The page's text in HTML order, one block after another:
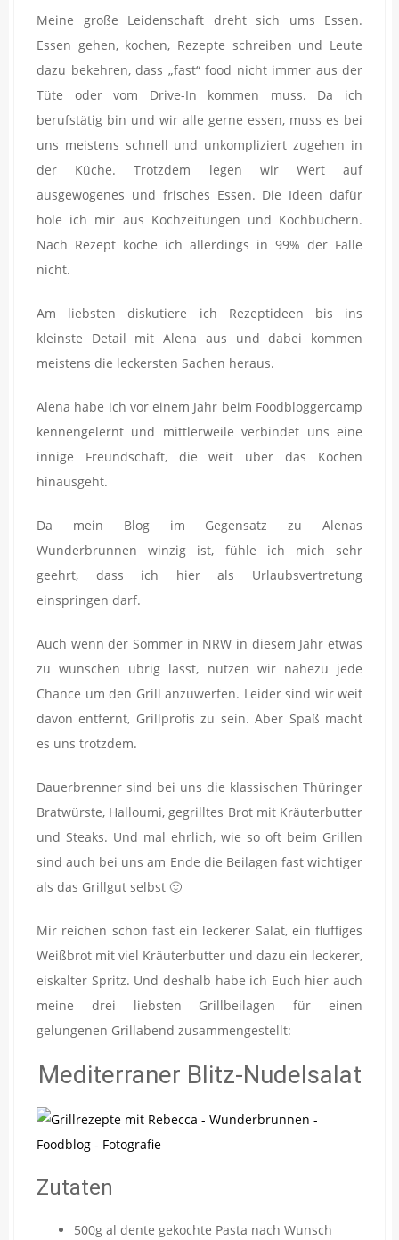
Meine große Leidenschaft dreht sich ums Essen.
Essen gehen, kochen, Rezepte schreiben und Leute
dazu bekehren, dass „fast“ food nicht immer aus der
Tüte oder vom Drive-In kommen muss. Da ich
berufstätig bin und wir alle gerne essen, muss es bei
uns meistens schnell und unkompliziert zugehen in
der Küche. Trotzdem legen wir Wert auf
ausgewogenes und frisches Essen. Die Ideen dafür
hole ich mir aus Kochzeitungen und Kochbüchern.
Nach Rezept koche ich allerdings in 99% der Fälle
nicht.
Am liebsten diskutiere ich Rezeptideen bis ins
kleinste Detail mit Alena aus und dabei kommen
meistens die leckersten Sachen heraus.
Alena habe ich vor einem Jahr beim Foodbloggercamp
kennengelernt und mittlerweile verbindet uns eine
innige Freundschaft, die weit über das Kochen
hinausgeht.
Da mein Blog im Gegensatz zu Alenas
Wunderbrunnen winzig ist, fühle ich mich sehr
geehrt, dass ich hier als Urlaubsvertretung
einspringen darf.
Auch wenn der Sommer in NRW in diesem Jahr etwas
zu wünschen übrig lässt, nutzen wir nahezu jede
Chance um den Grill anzuwerfen. Leider sind wir weit
davon entfernt, Grillprofis zu sein. Aber Spaß macht
es uns trotzdem.
Dauerbrenner sind bei uns die klassischen Thüringer
Bratwürste, Halloumi, gegrilltes Brot mit Kräuterbutter
und Steaks. Und mal ehrlich, wie so oft beim Grillen
sind auch bei uns am Ende die Beilagen fast wichtiger
als das Grillgut selbst 🙂
Mir reichen schon fast ein leckerer Salat, ein fluffiges
Weißbrot mit viel Kräuterbutter und dazu ein leckerer,
eiskalter Spritz. Und deshalb habe ich Euch hier auch
meine drei liebsten Grillbeilagen für einen
gelungenen Grillabend zusammengestellt:
Mediterraner Blitz-Nudelsalat
Zutaten
500g al dente gekochte Pasta nach Wunsch